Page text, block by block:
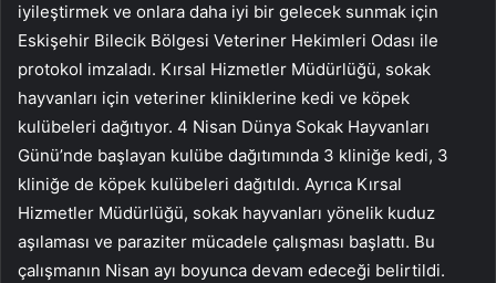
iyileştirmek ve onlara daha iyi bir gelecek sunmak için
Eskişehir Bilecik Bölgesi Veteriner Hekimleri Odası ile
protokol imzaladı. Kırsal Hizmetler Müdürlüğü, sokak
hayvanları için veteriner kliniklerine kedi ve köpek
kulübeleri dağıtıyor. 4 Nisan Dünya Sokak Hayvanları
Günü’nde başlayan kulübe dağıtımında 3 kliniğe kedi, 3
kliniğe de köpek kulübeleri dağıtıldı. Ayrıca Kırsal
Hizmetler Müdürlüğü, sokak hayvanları yönelik kuduz
aşılaması ve paraziter mücadele çalışması başlattı. Bu
çalışmanın Nisan ayı boyunca devam edeceği belirtildi.